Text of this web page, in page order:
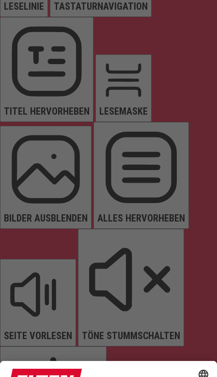
LESELINIE TASTATURNAVIGATION
TITEL HERVORHEBEN LESEMASKE
BILDER AUSBLENDEN ALLES HERVORHEBEN
SEITE VORLESEN TÖNE STUMMSCHALTEN